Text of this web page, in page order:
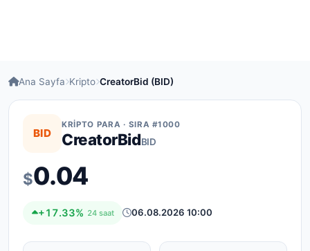
Ana Sayfa Kripto CreatorBid (BID)
BID
KRIPTO PARA · SIRA #1000
CreatorBidBID
$0.04
+17.33% 24 saat 06.08.2026 10:00